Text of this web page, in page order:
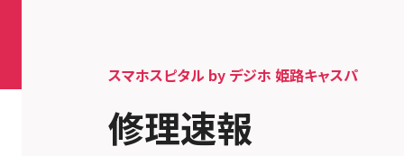
スマホスピタル by デジホ 姫路キャスパ
修理速報